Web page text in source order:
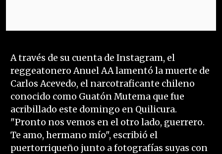
A través de su cuenta de Instagram, el
reggeatonero Anuel AA lamentó la muerte de
Carlos Acevedo, el narcotraficante chileno
conocido como Guatón Mutema que fue
acribillado este domingo en Quilicura.
"Pronto nos vemos en el otro lado, guerrero.
Te amo, hermano mío", escribió el
puertorriqueño junto a fotografías suyas con